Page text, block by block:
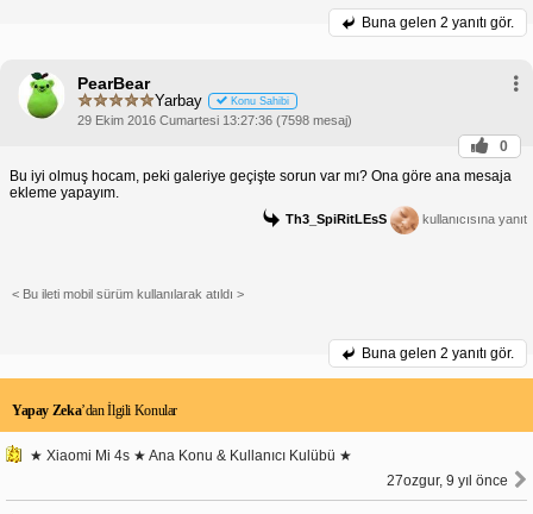
Buna gelen 2 yanıtı gör.
PearBear
Yarbay Konu Sahibi
29 Ekim 2016 Cumartesi 13:27:36 (7598 mesaj)
0
Bu iyi olmuş hocam, peki galeriye geçişte sorun var mı? Ona göre ana mesaja
ekleme yapayım.
Th3_SpiRitLEsS kullanıcısına yanıt
< Bu ileti mobil sürüm kullanılarak atıldı >
Buna gelen 2 yanıtı gör.
Yapay Zeka’dan İlgili Konular
★ Xiaomi Mi 4s ★ Ana Konu & Kullanıcı Kulübü ★
27ozgur, 9 yıl önce